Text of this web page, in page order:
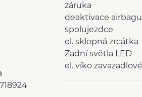
záruka
deaktivace airbagu
spolujezdce
el. sklopná zrcátka
Zadní světla LED
el. víko
vyhřívaný volant